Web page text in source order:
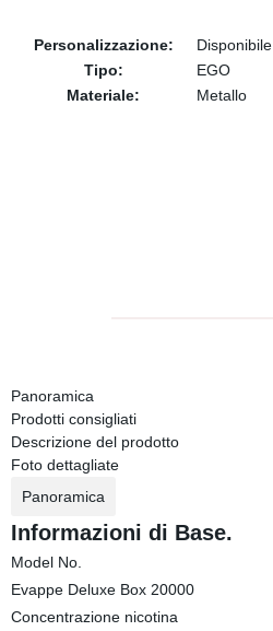
Personalizzazione:
Disponibile
Tipo:
EGO
Materiale:
Metallo
Panoramica
Prodotti consigliati
Descrizione del prodotto
Foto dettagliate
Panoramica
Informazioni di Base.
Model No.
Evappe Deluxe Box 20000
Concentrazione nicotina